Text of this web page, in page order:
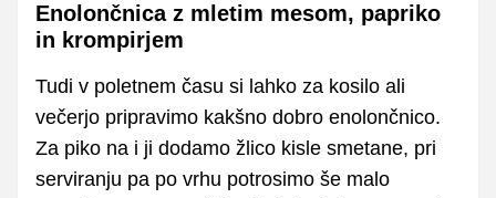
Enolončnica z mletim mesom, papriko
in krompirjem
Tudi v poletnem času si lahko za kosilo ali
večerjo pripravimo kakšno dobro enolončnico.
Za piko na i ji dodamo žlico kisle smetane, pri
serviranju pa po vrhu potrosimo še malo